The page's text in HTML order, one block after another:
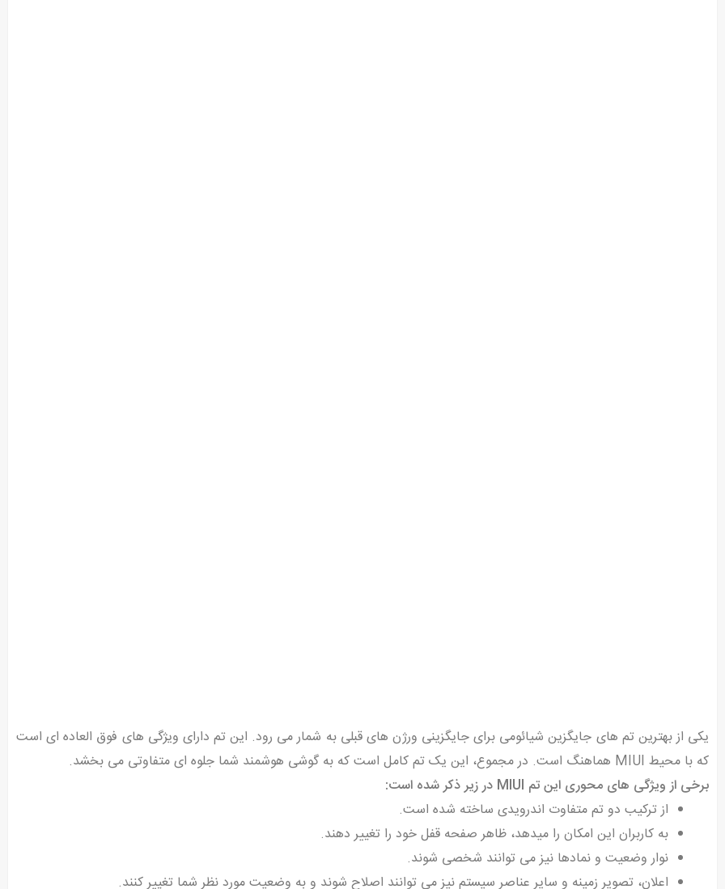
یکی از بهترین تم های جایگزین شیائومی برای جایگزینی ورژن های قبلی به شمار می رود. این تم دارای ویژگی های فوق العاده ای است
که با محیط MIUI هماهنگ است. در مجموع، این یک تم کامل است که به گوشی هوشمند شما جلوه ای متفاوتی می بخشد.
برخی از ویژگی های محوری این تم MIUI در زیر ذکر شده است:
از ترکیب دو تم متفاوت اندرویدی ساخته شده است.
به کاربران این امکان را میدهد، ظاهر صفحه قفل خود را تغییر دهند.
نوار وضعیت و نمادها نیز می توانند شخصی شوند.
اعلان، تصویر زمینه و سایر عناصر سیستم نیز می توانند اصلاح شوند و به وضعیت مورد نظر شما تغییر کنند.